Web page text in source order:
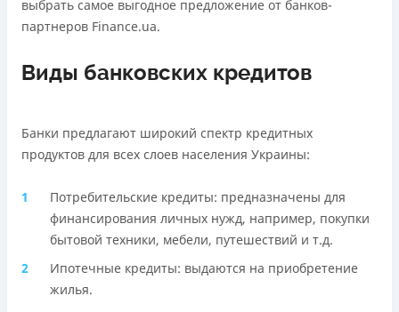
выбрать самое выгодное предложение от банков-
партнеров Finance.ua.
Виды банковских кредитов
Банки предлагают широкий спектр кредитных
продуктов для всех слоев населения Украины:
Потребительские кредиты: предназначены для
финансирования личных нужд, например, покупки
бытовой техники, мебели, путешествий и т.д.
Ипотечные кредиты: выдаются на приобретение
жилья.